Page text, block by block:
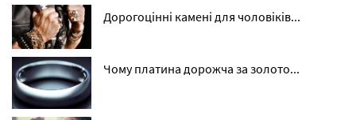
Дорогоцінні камені для чоловіків...
Чому платина дорожча за золото...